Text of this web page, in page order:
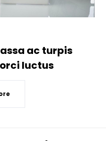
ac turpis
luctus